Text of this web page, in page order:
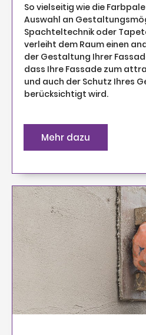
So vielseitig wie die
Auswahl an
Spachteltechnik oder
verleiht dem Raum einen
der Gestaltung Ihrer
dass Ihre Fassade zum
und auch der Schutz Ihres
berücksichtigt wird.
Mehr dazu